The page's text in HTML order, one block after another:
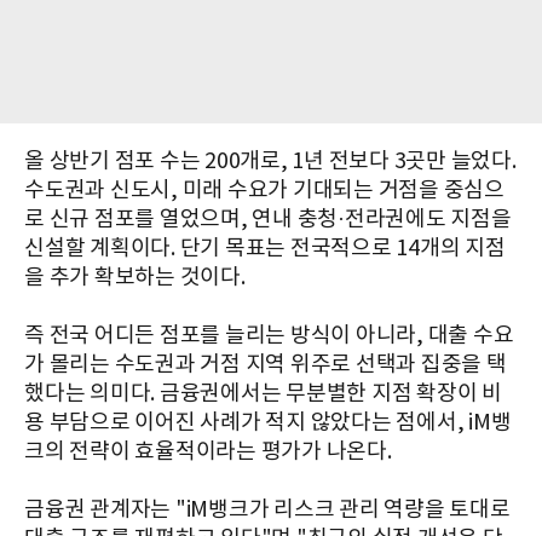
올 상반기 점포 수는 200개로, 1년 전보다 3곳만 늘었다.
수도권과 신도시, 미래 수요가 기대되는 거점을 중심으
로 신규 점포를 열었으며, 연내 충청·전라권에도 지점을
신설할 계획이다. 단기 목표는 전국적으로 14개의 지점
을 추가 확보하는 것이다.
즉 전국 어디든 점포를 늘리는 방식이 아니라, 대출 수요
가 몰리는 수도권과 거점 지역 위주로 선택과 집중을 택
했다는 의미다. 금융권에서는 무분별한 지점 확장이 비
용 부담으로 이어진 사례가 적지 않았다는 점에서, iM뱅
크의 전략이 효율적이라는 평가가 나온다.
금융권 관계자는 "iM뱅크가 리스크 관리 역량을 토대로